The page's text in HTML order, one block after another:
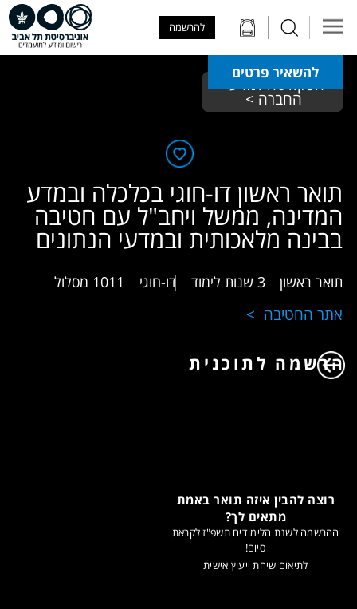
להרשמה
להשאיר פרטים
הפקולטה למדעי
החברה >
תואר ראשון דו-חוגי בכלכלה ובמדע
המדינה, ממשל ויחב"ל עם חטיבה
בבינה מלאכותית ובמדעי הנתונים
תואר ראשון 3 שנות לימוד דו-חוגי 1011 מסלול
אתר החטיבה
הרשמה לתוכנית
רוצה להבין איזה תואר באמת
מתאים לך?
ההרשמה לשנת הלימודים תשפ"ז לקראת
סיום!
לתיאום שיחת ייעוץ אישית